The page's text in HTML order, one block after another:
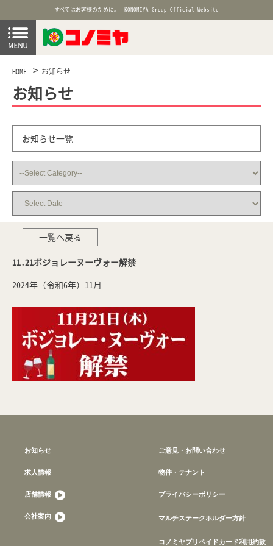
すべてはお客様のために。 KONOMIYA Group Official Website
HOME お知らせ
お知らせ
お知らせ一覧
一覧へ戻る
11.21ボジョレーヌーヴォー解禁
2024年（令和6年）11月
お知らせ
求人情報
店舗情報
会社案内
ご意見・お問い合わせ
物件・テナント
プライバシーポリシー
マルチステークホルダー方針
コノミヤプリペイドカード利用約款